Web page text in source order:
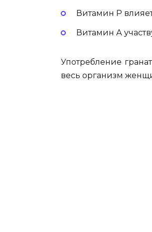
Витамин Р
Витамин А
Употребление
весь организм